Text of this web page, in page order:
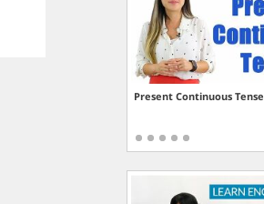
Present Continuous Tense